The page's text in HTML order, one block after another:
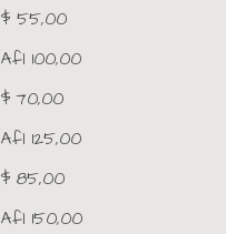
$ 55,00
Afl 100,00
$ 70,00
Afl 125,00
$ 85,00
Afl 150,00